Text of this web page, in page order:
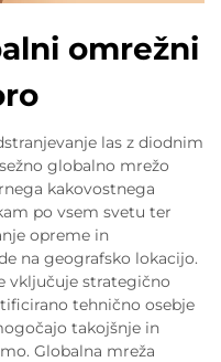
omrežni
las z diodnim
globalno mrežo
kakovostnega
po vsem svetu ter
opreme in
na geografsko lokacijo.
vključuje strategično
tehnično osebje
takojšnje in
Globalna mreža